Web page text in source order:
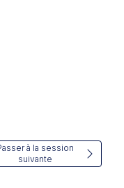
à la session
suivante